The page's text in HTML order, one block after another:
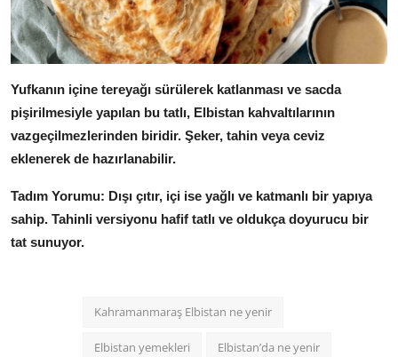
Yufkanın içine tereyağı sürülerek katlanması ve sacda
pişirilmesiyle yapılan bu tatlı, Elbistan kahvaltılarının
vazgeçilmezlerinden biridir. Şeker, tahin veya ceviz
eklenerek de hazırlanabilir.
Tadım Yorumu: Dışı çıtır, içi ise yağlı ve katmanlı bir yapıya
sahip. Tahinli versiyonu hafif tatlı ve oldukça doyurucu bir
tat sunuyor.
Kahramanmaraş Elbistan ne yenir
Elbistan yemekleri Elbistan’da ne yenir